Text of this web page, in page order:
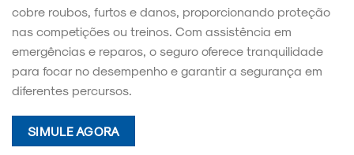
cobre roubos, furtos e danos, proporcionando proteção
nas competições ou treinos. Com assistência em
emergências e reparos, o seguro oferece tranquilidade
para focar no desempenho e garantir a segurança em
diferentes percursos.
SIMULE AGORA